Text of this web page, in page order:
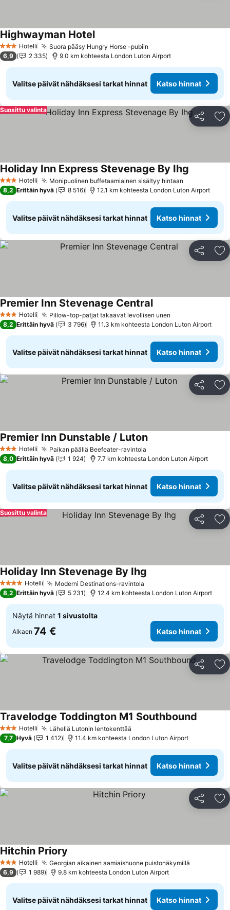
3 Tähtiluokitus
Hotelli Suora pääsy Hungry Horse -pubiin
Highwayman Hotel
6,9 2 335 9.0 km kohteesta London Luton Airport
Valitse päivät nähdäksesi tarkat hinnat Katso hinnat
Jaa
Suosittu valinta
3 Tähtiluokitus
Hotelli Monipuolinen buffetaamiainen sisältyy hintaan
Holiday Inn Express Stevenage By Ihg
8,2 Erittäin hyvä 8 516 12.1 km kohteesta London Luton Airport
Valitse päivät nähdäksesi tarkat hinnat Katso hinnat
Jaa
3 Tähtiluokitus
Hotelli Pillow-top-patjat takaavat levollisen unen
Premier Inn Stevenage Central
8,2 Erittäin hyvä 3 796 11.3 km kohteesta London Luton Airport
Valitse päivät nähdäksesi tarkat hinnat Katso hinnat
Jaa
3 Tähtiluokitus
Hotelli Paikan päällä Beefeater-ravintola
Premier Inn Dunstable / Luton
8,0 Erittäin hyvä 1 924 7.7 km kohteesta London Luton Airport
Valitse päivät nähdäksesi tarkat hinnat Katso hinnat
Jaa
Suosittu valinta
4 Tähtiluokitus
Hotelli Moderni Destinations-ravintola
Holiday Inn Stevenage By Ihg
8,2 Erittäin hyvä 5 231 12.4 km kohteesta London Luton Airport
Näytä hinnat 1 sivustolta
Alkaen 74 € Katso hinnat
Jaa
3 Tähtiluokitus
Hotelli Lähellä Lutonin lentokenttää
Travelodge Toddington M1 Southbound
7,7 Hyvä 1 412 11.4 km kohteesta London Luton Airport
Valitse päivät nähdäksesi tarkat hinnat Katso hinnat
Jaa
3 Tähtiluokitus
Hotelli Georgian aikainen aamiaishuone puistonäkymillä
Hitchin Priory
6,9 1 989 9.8 km kohteesta London Luton Airport
Valitse päivät nähdäksesi tarkat hinnat Katso hinnat